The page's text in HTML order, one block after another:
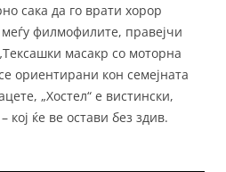
сака да го врати хорор
филмофилите, правејчи
масакр со моторна
ориентирани кон семејната
„Хостел“ е вистински,
ќе ве остави без здив.